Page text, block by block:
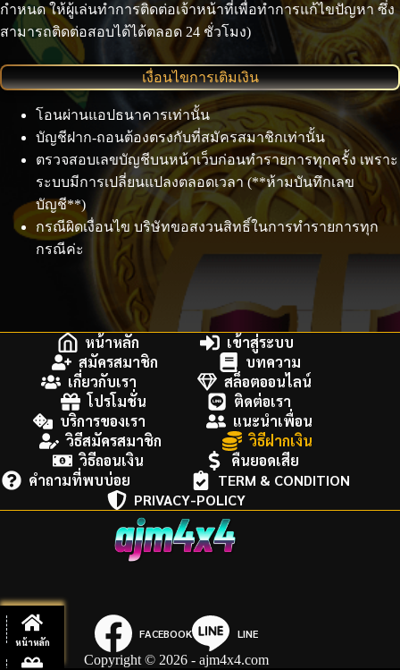
กำหนด ให้ผู้เล่นทำการติดต่อเจ้าหน้าที่เพื่อทำการแก้ไขปัญหา ซึ่ง
สามารถติดต่อสอบได้ได้ตลอด 24 ชั่วโมง)
เงื่อนไขการเติมเงิน
โอนผ่านแอปธนาคารเท่านั้น
บัญชีฝาก-ถอนต้องตรงกับที่สมัครสมาชิกเท่านั้น
ตรวจสอบเลขบัญชีบนหน้าเว็บก่อนทำรายการทุกครั้ง เพราะ
ระบบมีการเปลี่ยนแปลงตลอดเวลา (**ห้ามบันทึกเลข
บัญชี**)
กรณีผิดเงื่อนไข บริษัทขอสงวนสิทธิ์ในการทำรายการทุก
กรณีค่ะ
หน้าหลัก
เข้าสู่ระบบ
สมัครสมาชิก
บทความ
เกี่ยวกับเรา
สล็อตออนไลน์
โปรโมชั่น
ติดต่อเรา
บริการของเรา
แนะนำเพื่อน
วิธีสมัครสมาชิก
วิธีฝากเงิน
วิธีถอนเงิน
คืนยอดเสีย
คำถามที่พบบ่อย
TERM & CONDITION
PRIVACY-POLICY
FACEBOOK LINE
Copyright © 2026 - ajm4x4.com
หน้าหลัก